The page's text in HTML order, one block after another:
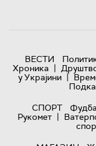
ВЕСТИ
Хроника |
у Украјини |
СПОРТ
Рукомет |